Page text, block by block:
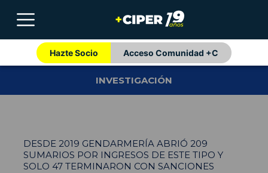
Hazte Socio Acceso Comunidad +C
INVESTIGACIÓN
DESDE 2019 GENDARMERÍA ABRIÓ 209
SUMARIOS POR INGRESOS DE ESTE TIPO Y
SOLO 47 TERMINARON CON SANCIONES